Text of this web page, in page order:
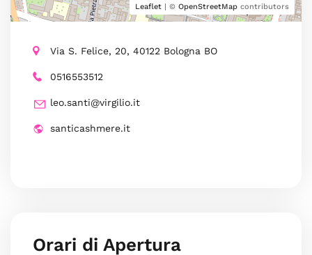
Leaflet | © OpenStreetMap contributors
Via S. Felice, 20, 40122 Bologna BO
0516553512
leo.santi@virgilio.it
santicashmere.it
Orari di Apertura